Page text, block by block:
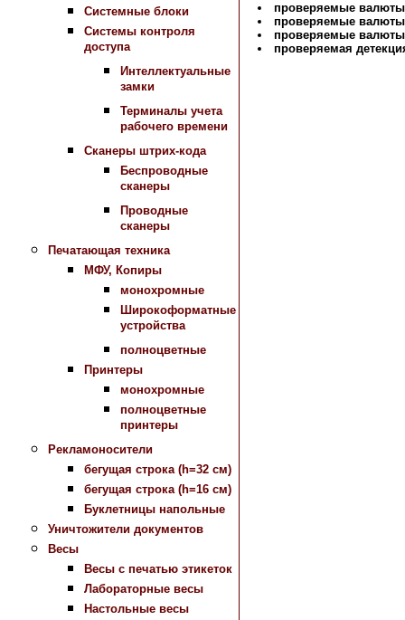
Системные блоки
Системы контроля
доступа
Интеллектуальные
замки
Терминалы учета
рабочего времени
Сканеры штрих-кода
Беспроводные
сканеры
Проводные
сканеры
Печатающая техника
МФУ, Копиры
монохромные
Широкоформатные
устройства
полноцветные
Принтеры
монохромные
полноцветные
принтеры
Рекламоносители
бегущая строка (h=32 см)
бегущая строка (h=16 см)
Буклетницы напольные
Уничтожители документов
Весы
Весы с печатью этикеток
Лабораторные весы
Настольные весы
проверяемые валюты
проверяемые
проверяемые валюты
проверяемая